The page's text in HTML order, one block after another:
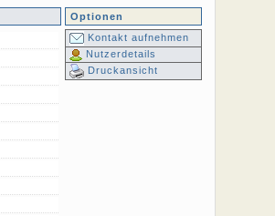
Optionen
Kontakt aufnehmen
Nutzerdetails
Druckansicht